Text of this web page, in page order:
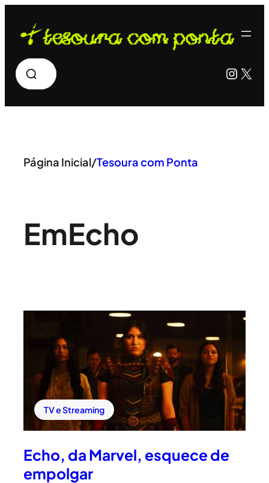
para
conteúdo
Pesquisar X
Página Inicial/Tesoura com Ponta
EmEcho
TV e Streaming
Echo, da Marvel, esquece de
empolgar